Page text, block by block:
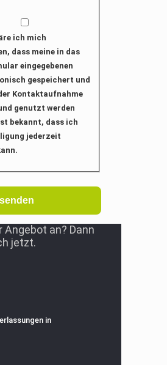
ich mich
dass meine in das
eingegebenen
gespeichert und
Kontaktaufnahme
genutzt werden
bekannt, dass ich
jederzeit
Angebot an? Dann
jetzt.
in